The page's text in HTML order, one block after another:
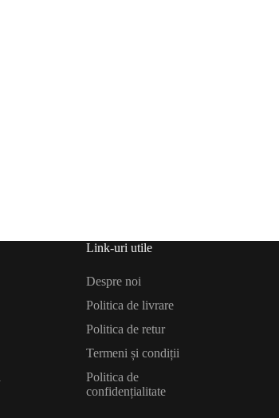
Link-uri utile
Despre noi
Politica de livrare
Politica de retur
Termeni și condiții
Politica de
confidențialitate